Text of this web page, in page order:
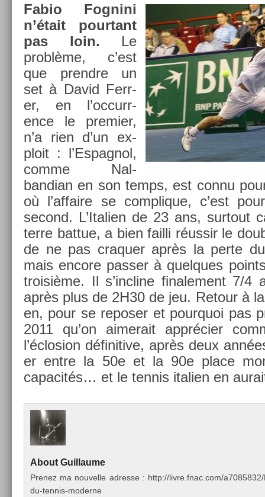
Fabio Fog­nini
n’était pour­tant
pas loin. Le
problème, c’est
que pre­ndre un
set à David Ferr­
er, en l’oc­curr­
ence le pre­mi­er,
n’a rien d’un ex­
ploit : l’Es­pagnol,
comme Nal­
bandian en son temps, est connu
où l’af­faire se com­plique, c’est
second. L’Itali­en de 23 ans, sur­tout
terre bat­tue, a bien fail­li réussir le
de ne pas craqu­er après la perte
mais en­core pass­er à quel­ques
troisiè­me. Il s’incline fin­ale­ment 7/4
après plus de 2H30 de jeu. Re­tour à
en, pour se re­pos­er et pour­quoi pas
2011 qu’on aimerait apprécier
l’éclos­ion définitive, après deux
er entre la 50e et la 90e place
capacités… et le ten­nis itali­en en
About Guil­laume
Pre­nez ma nouvel­le ad­resse : http://livre.fnac.com/
du-tennis-moderne